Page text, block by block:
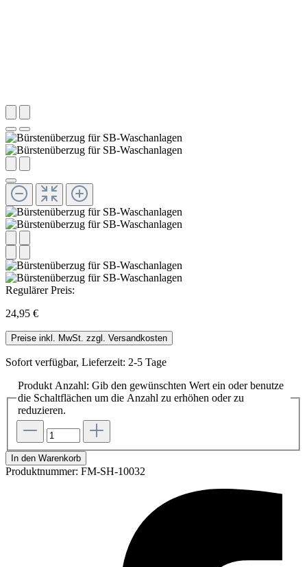
Regulärer Preis:
24,95 €
Preise inkl. MwSt. zzgl. Versandkosten
Sofort verfügbar, Lieferzeit: 2-5 Tage
Produkt Anzahl: Gib den gewünschten Wert ein oder benutze
die Schaltflächen um die Anzahl zu erhöhen oder zu
reduzieren.
In den Warenkorb
Produktnummer: FM-SH-10032